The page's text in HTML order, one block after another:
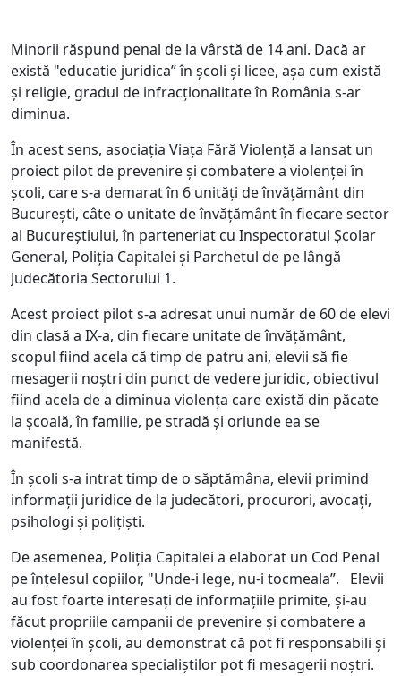
Minorii răspund penal de la vârstă de 14 ani. Dacă ar
există "educatie juridica” în școli și licee, așa cum există
și religie, gradul de infracționalitate în România s-ar
diminua.
În acest sens, asociația Viața Fără Violență a lansat un
proiect pilot de prevenire și combatere a violenței în
școli, care s-a demarat în 6 unități de învățământ din
București, câte o unitate de învățământ în fiecare sector
al Bucureștiului, în parteneriat cu Inspectoratul Școlar
General, Poliția Capitalei și Parchetul de pe lângă
Judecătoria Sectorului 1.
Acest proiect pilot s-a adresat unui număr de 60 de elevi
din clasă a IX-a, din fiecare unitate de învățământ,
scopul fiind acela că timp de patru ani, elevii să fie
mesagerii noștri din punct de vedere juridic, obiectivul
fiind acela de a diminua violența care există din păcate
la școală, în familie, pe stradă și oriunde ea se
manifestă.
În școli s-a intrat timp de o săptămâna, elevii primind
informații juridice de la judecători, procurori, avocați,
psihologi și polițiști.
De asemenea, Poliția Capitalei a elaborat un Cod Penal
pe înțelesul copiilor, "Unde-i lege, nu-i tocmeala”. Elevii
au fost foarte interesați de informațiile primite, și-au
făcut propriile campanii de prevenire și combatere a
violenței în școli, au demonstrat că pot fi responsabili și
sub coordonarea specialiștilor pot fi mesagerii noștri.